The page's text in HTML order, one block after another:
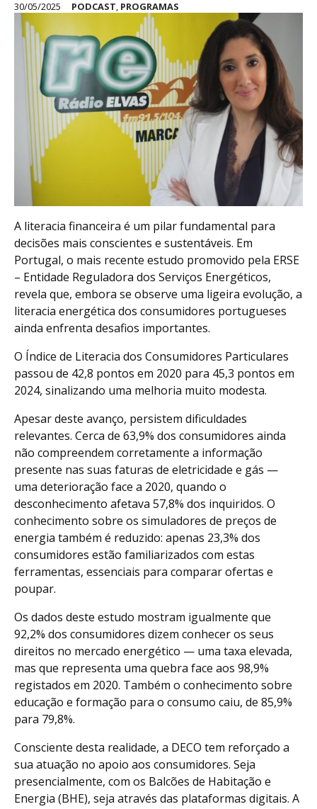
30/05/2025 PODCAST, PROGRAMAS
A literacia financeira é um pilar fundamental para
decisões mais conscientes e sustentáveis. Em
Portugal, o mais recente estudo promovido pela ERSE
– Entidade Reguladora dos Serviços Energéticos,
revela que, embora se observe uma ligeira evolução, a
literacia energética dos consumidores portugueses
ainda enfrenta desafios importantes.
O Índice de Literacia dos Consumidores Particulares
passou de 42,8 pontos em 2020 para 45,3 pontos em
2024, sinalizando uma melhoria muito modesta.
Apesar deste avanço, persistem dificuldades
relevantes. Cerca de 63,9% dos consumidores ainda
não compreendem corretamente a informação
presente nas suas faturas de eletricidade e gás —
uma deterioração face a 2020, quando o
desconhecimento afetava 57,8% dos inquiridos. O
conhecimento sobre os simuladores de preços de
energia também é reduzido: apenas 23,3% dos
consumidores estão familiarizados com estas
ferramentas, essenciais para comparar ofertas e
poupar.
Os dados deste estudo mostram igualmente que
92,2% dos consumidores dizem conhecer os seus
direitos no mercado energético — uma taxa elevada,
mas que representa uma quebra face aos 98,9%
registados em 2020. Também o conhecimento sobre
educação e formação para o consumo caiu, de 85,9%
para 79,8%.
Consciente desta realidade, a DECO tem reforçado a
sua atuação no apoio aos consumidores. Seja
presencialmente, com os Balcões de Habitação e
Energia (BHE), seja através das plataformas digitais. A